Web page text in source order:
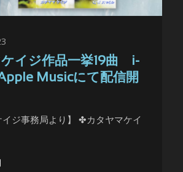
ケイジ作品一挙19曲 i-
Musicにて配信開
イジ事務局より】 ✤カタヤマケイ